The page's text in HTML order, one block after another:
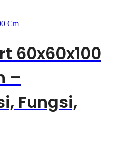
60x60x100
–
Fungsi,